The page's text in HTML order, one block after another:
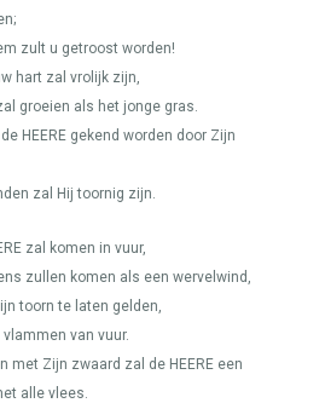
zult u getroost worden!
hart zal vrolijk zijn,
groeien als het jonge gras.
HEERE gekend worden door Zijn
zal Hij toornig zijn.
zal komen in vuur,
zullen komen als een wervelwind,
toorn te laten gelden,
van vuur.
met Zijn zwaard zal de HEERE een
alle vlees.